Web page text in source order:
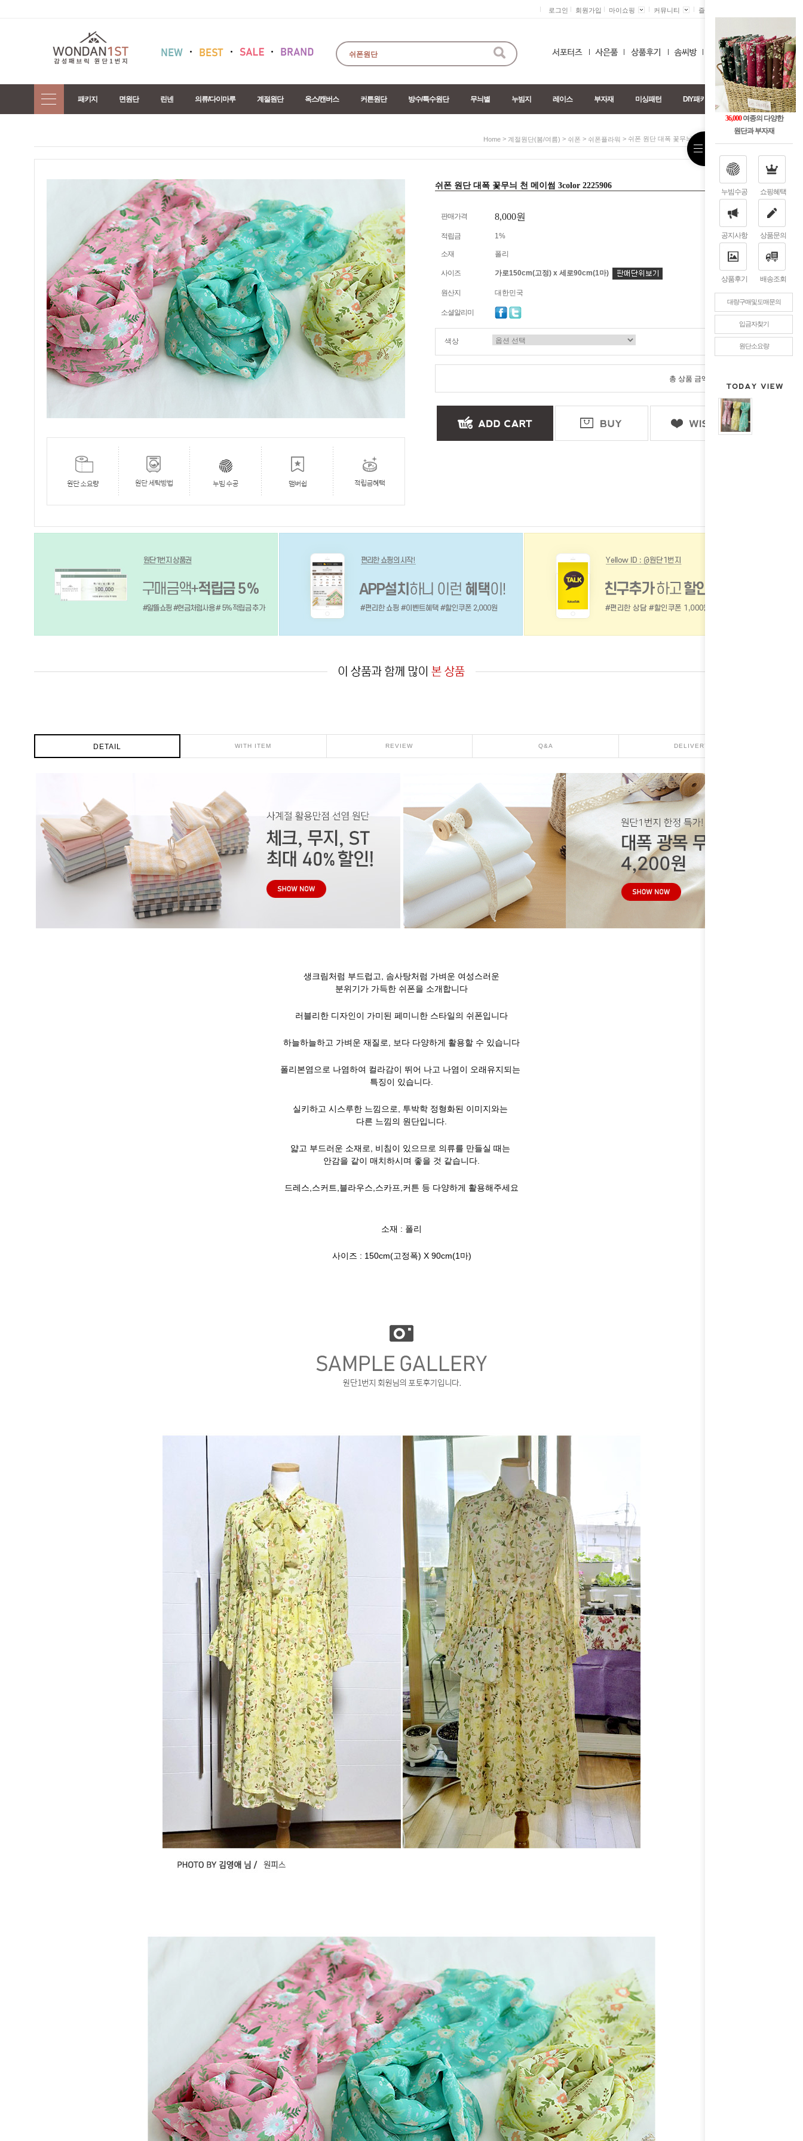
36,000여종의 다양한
원단과 부자재
누빔수공 쇼핑혜택
공지사항 상품문의
상품후기 배송조회
대량구매및도매문의
입금자찾기
원단소요량
로그인 회원가입 마이쇼핑 커뮤니티 즐겨찾기 +
0
패키지 면원단 린넨 의류/다이마루 계절원단 옥스/캔버스 커튼원단 방수/특수원단 무늬별 누빔지 레이스 부자재 미싱패턴 DIY패키지
Home > 계절원단(봄/여름) > 쉬폰 > 쉬폰플라워 > 쉬폰 원단 대폭 꽃무늬 천 메이썸 3color 2225906
쉬폰 원단 대폭 꽃무늬 천 메이썸 3color 2225906
판매가격 8,000원
적립금 1%
소재 폴리
사이즈 가로150cm(고정) x 세로90cm(1마)
원산지 대한민국
소셜알리미
색상
총 상품 금액
DETAIL WITH ITEM REVIEW Q&A DELIVERY
생크림처럼 부드럽고, 솜사탕처럼 가벼운 여성스러운
분위기가 가득한 쉬폰을 소개합니다
러블리한 디자인이 가미된 페미니한 스타일의 쉬폰입니다
하늘하늘하고 가벼운 재질로, 보다 다양하게 활용할 수 있습니다
폴리본염으로 나염하여 컬라감이 뛰어 나고 나염이 오래유지되는
특징이 있습니다.
실키하고 시스루한 느낌으로, 투박학 정형화된 이미지와는
다른 느낌의 원단입니다.
얇고 부드러운 소재로, 비침이 있으므로 의류를 만들실 때는
안감을 같이 매치하시며 좋을 것 같습니다.
드레스,스커트,블라우스,스카프,커튼 등 다양하게 활용해주세요
소재 : 폴리
사이즈 : 150cm(고정폭) X 90cm(1마)